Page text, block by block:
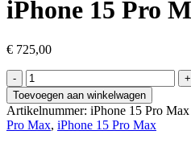
iPhone 15 Pro
€ 725,00
iPhone
15
Pro
Max
256gb
Toevoegen aan winkelwagen
Artikelnummer: iPhone 15 Pro
Pro Max, iPhone 15 Pro Max